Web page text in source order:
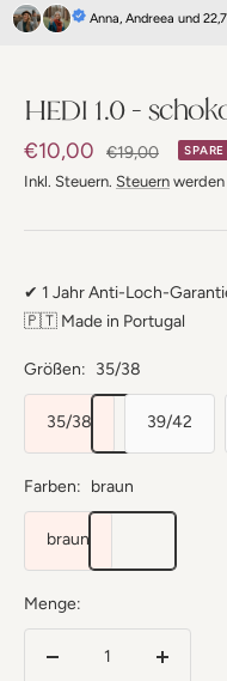
Anna, Andreea und
HEDI 1.0 -
Angebotspreis
€10,00
Regulärer
Preis
€19,00 SPARE
Inkl. Steuern. Steuern
✔ 1 Jahr Anti-Loch-
🇵🇹 Made in Portugal
Größen: 35/38
35/38 39/42
Farben: braun
braun
Menge:
Menge